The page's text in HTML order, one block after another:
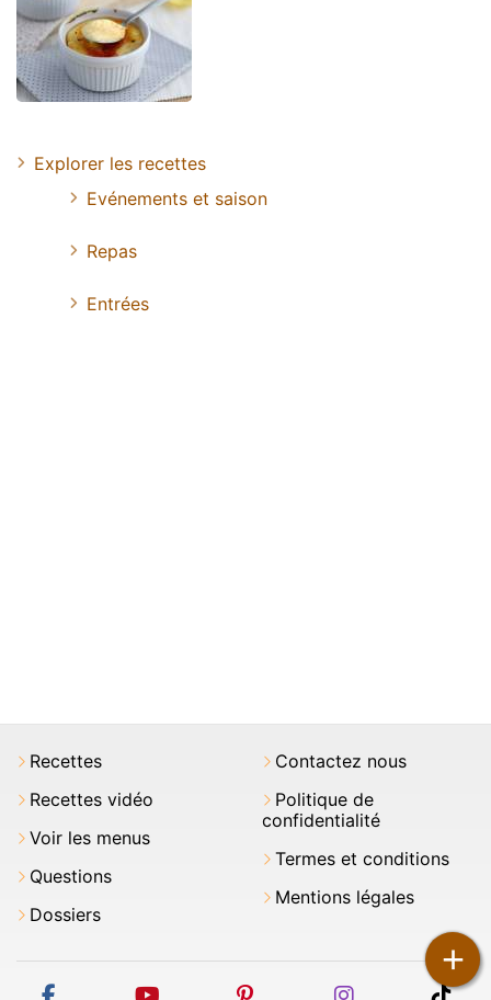
+
Explorer les recettes
Evénements et saison
Repas
Entrées
Recettes
Recettes vidéo
Voir les menus
Questions
Dossiers
Contactez nous
Politique de
confidentialité
Termes et conditions
Mentions légales